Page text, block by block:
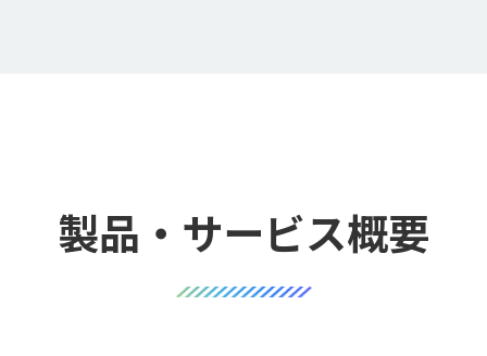
製品・サービス概要